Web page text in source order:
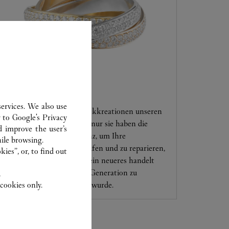
Vertrauen Sie Ihre Schmuckkreationen unseren
Cartier-Experten an, denn nur sie haben die
nötige fachliche Kompetenz, um Ihre
Schmuckstücke zu überprüfen und zu reparieren,
ganz gleich, ob es sich um ein neueres handelt
oder eines, das bereits von Generation zu
Generation weitergegeben wurde.
We also use
toGoogle's Privacy
the user’s
browsing.
or, to find out
only.